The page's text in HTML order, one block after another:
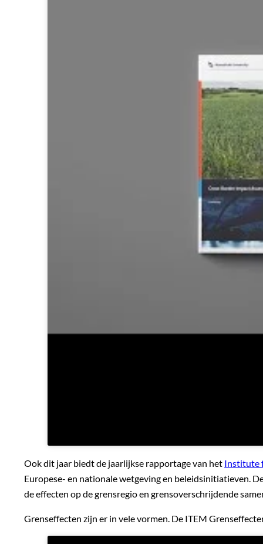
Ook dit jaar biedt de jaarlijkse rapportage van het Institute
Europese- en nationale wetgeving en beleidsinitiatieven.
de effecten op de grensregio en grensoverschrijdende
Grenseffecten zijn er in vele vormen. De ITEM